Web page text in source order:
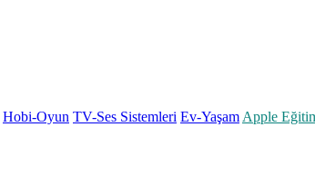
Hobi-Oyun TV-Ses Sistemleri Ev-Yaşam Apple